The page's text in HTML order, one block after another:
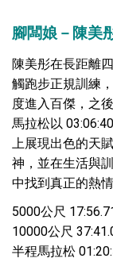
腳闆娘－陳美
陳美彤在長距離
觸跑步正規訓練
度進入百傑，之
馬拉松以
上展現出色的天
神，並在生活與
中找到真正的熱
5000公尺
10000公尺
半程馬拉松